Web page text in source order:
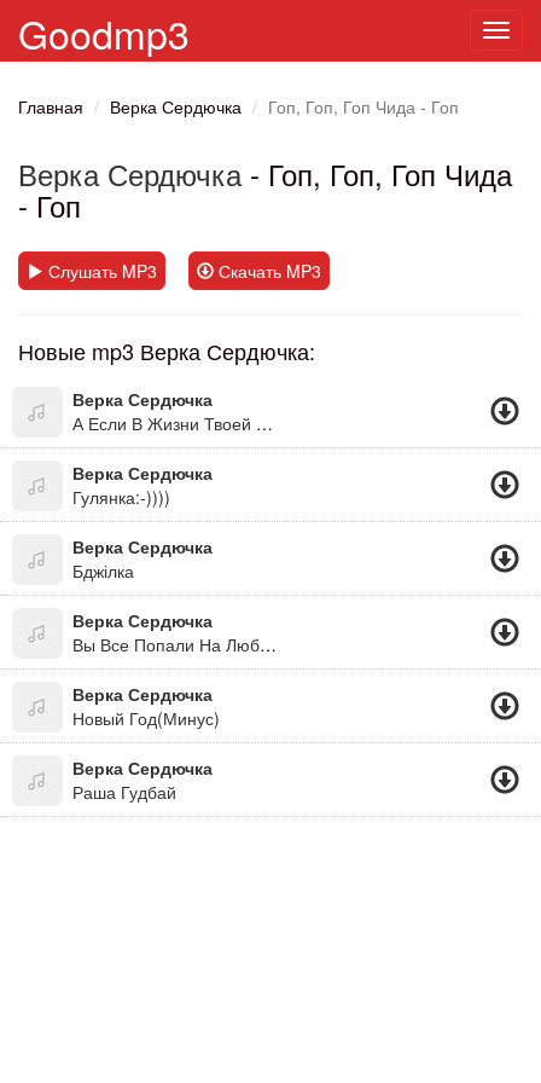
Goodmp3
Главная Верка Сердючка Гоп, Гоп, Гоп Чида - Гоп
Верка Сердючка- Гоп, Гоп, Гоп Чида
- Гоп
Слушать MP3 Скачать MP3
Новые mp3 Верка Сердючка:
Верка Сердючка
А Если В Жизни Твоей Чёрная Полоса, То Будет В Жизни Твоей И Белая Полоса. А Если Дождь С Утра Не По Заказу, Как Всегда, Знать После Дождичка Всегда Сонечко Бува! =))))))))))))))))))))((Дуже Оптимістична Пісня)
Верка Сердючка
Гулянка:-))))
Верка Сердючка
Бджілка
Верка Сердючка
Вы Все Попали На Любовь
Верка Сердючка
Новый Год(Минус)
Верка Сердючка
Раша Гудбай